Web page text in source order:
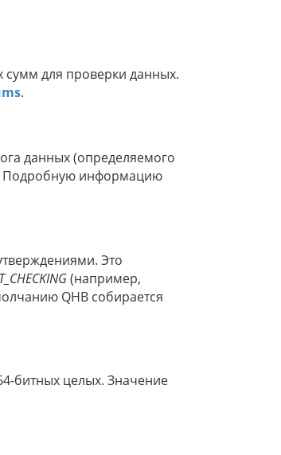
для проверки данных.
.
данных (определяемого
Подробную информацию
Это
(например,
QHB собирается
битных целых. Значение